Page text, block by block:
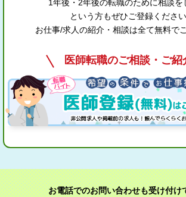
1年後・2年後の転職のために相談を
という方もぜひご登録ください
お仕事/求人の紹介・相談は全て無料で
医師転職のご相談・ご紹
お電話でのお問い合わせも受け付け